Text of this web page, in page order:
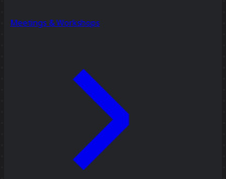
Meetings & Workshops